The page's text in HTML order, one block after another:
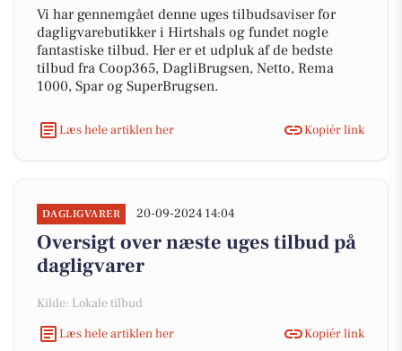
Vi har gennemgået denne uges tilbudsaviser for
dagligvarebutikker i Hirtshals og fundet nogle
fantastiske tilbud. Her er et udpluk af de bedste
tilbud fra Coop365, DagliBrugsen, Netto, Rema
1000, Spar og SuperBrugsen.
Læs hele artiklen her Kopiér link
DAGLIGVARER 20-09-2024 14:04
Oversigt over næste uges tilbud på
dagligvarer
Kilde: Lokale tilbud
Læs hele artiklen her
Kopiér link